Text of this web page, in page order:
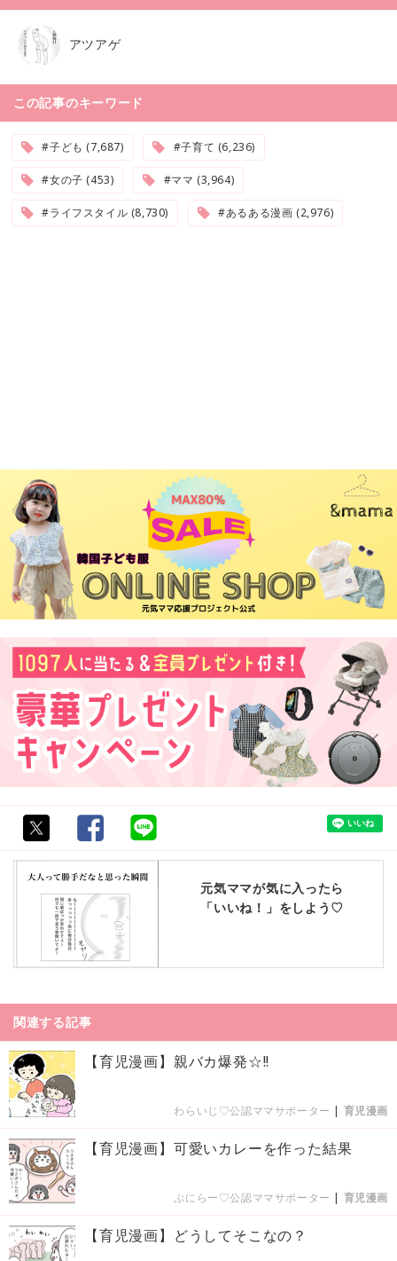
アツアゲ
この記事のキーワード
#子ども (7,687) #子育て (6,236)
#女の子 (453) #ママ (3,964)
#ライフスタイル (8,730) #あるある漫画 (2,976)
元気ママが気に入ったら
「いいね！」をしよう♡
関連する記事
【育児漫画】親バカ爆発☆!!
わらいじ♡公認ママサポーター | 育児漫画
【育児漫画】可愛いカレーを作った結果
ぷにらー♡公認ママサポーター | 育児漫画
【育児漫画】どうしてそこなの？